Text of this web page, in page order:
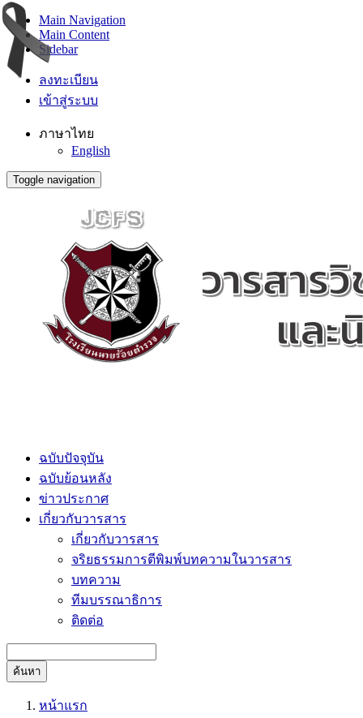
Main Navigation
Main Content
Sidebar
ลงทะเบียน
เข้าสู่ระบบ
ภาษาไทย
English
Toggle navigation
ฉบับปัจจุบัน
ฉบับย้อนหลัง
ข่าวประกาศ
เกี่ยวกับวารสาร
เกี่ยวกับวารสาร
จริยธรรมการตีพิมพ์บทความในวารสาร
บทความ
ทีมบรรณาธิการ
ติดต่อ
ค้นหา
หน้าแรก